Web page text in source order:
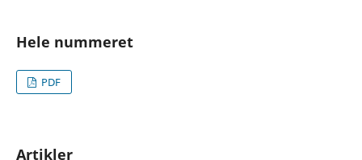
Hele nummeret
PDF
Artikler